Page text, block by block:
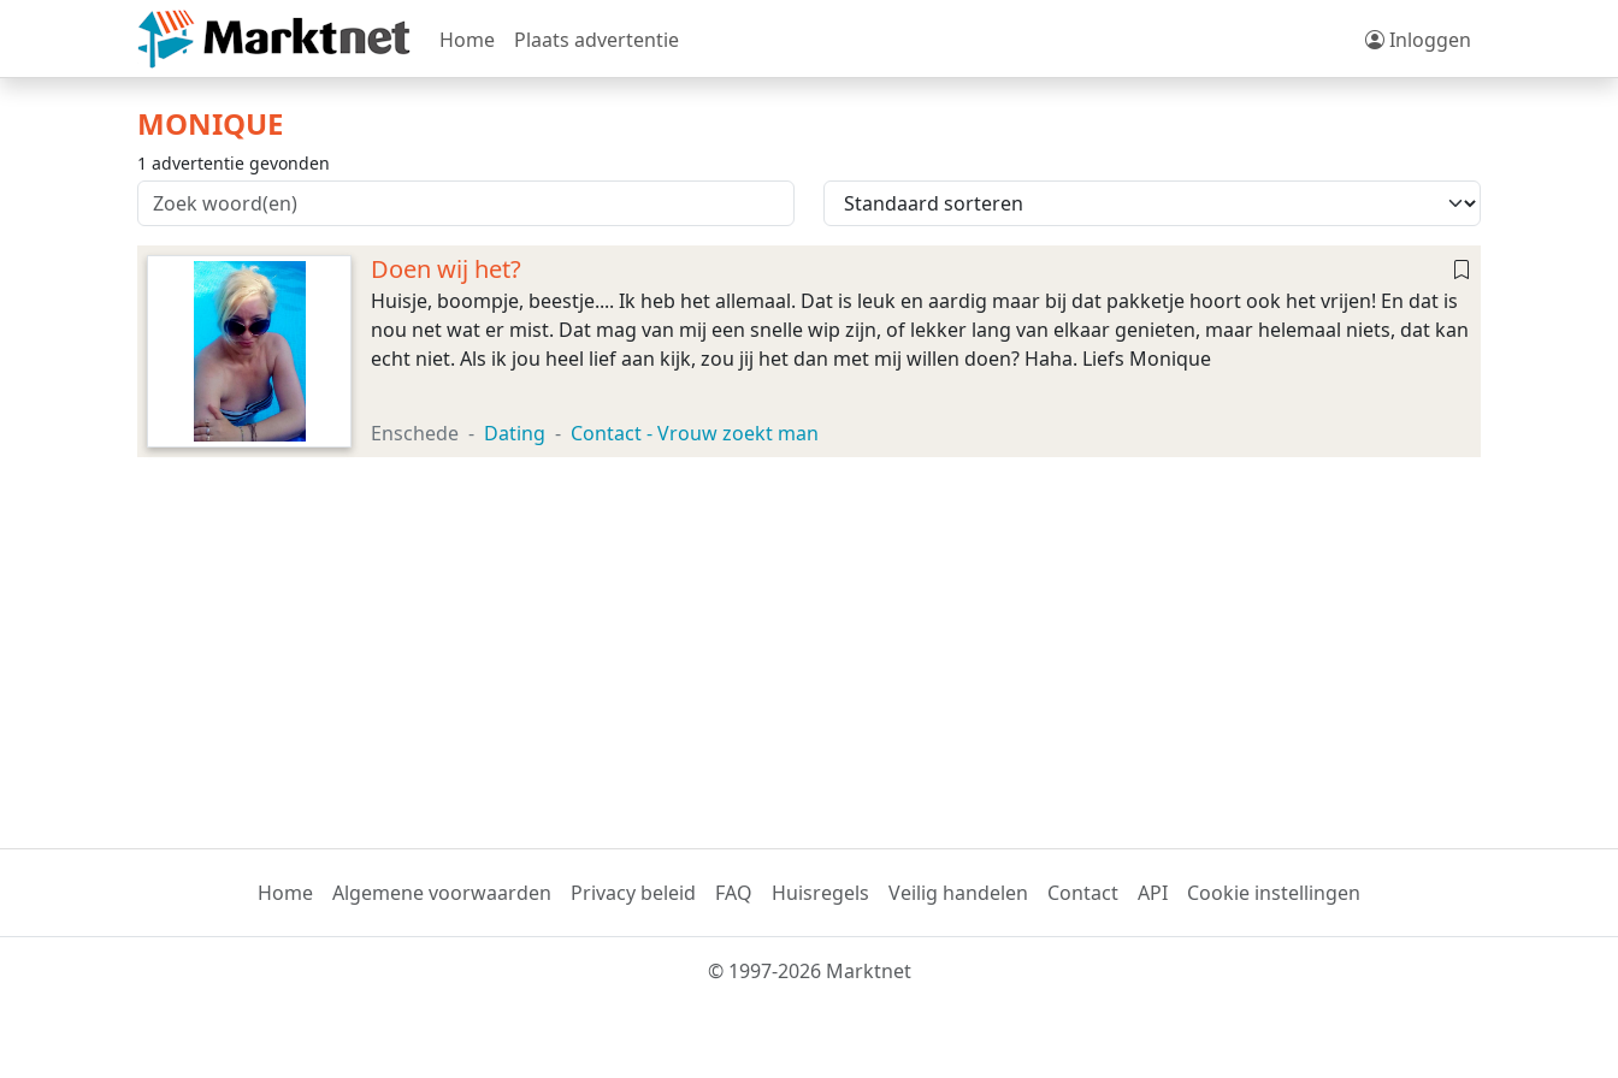
Home Plaats advertentie Inloggen
MONIQUE
1 advertentie gevonden
Doen wij het?
Huisje, boompje, beestje.... Ik heb het allemaal. Dat is leuk en aardig maar bij dat pakketje hoort ook het vrijen! En dat is
nou net wat er mist. Dat mag van mij een snelle wip zijn, of lekker lang van elkaar genieten, maar helemaal niets, dat kan
echt niet. Als ik jou heel lief aan kijk, zou jij het dan met mij willen doen? Haha. Liefs Monique
Enschede Dating Contact - Vrouw zoekt man
Home Algemene voorwaarden Privacy beleid FAQ Huisregels Veilig handelen Contact API Cookie instellingen
© 1997-2026 Marktnet